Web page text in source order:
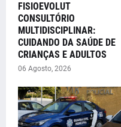
FISIOEVOLUT
CONSULTÓRIO
MULTIDISCIPLINAR:
CUIDANDO DA SAÚDE DE
CRIANÇAS E ADULTOS
06 Agosto, 2026